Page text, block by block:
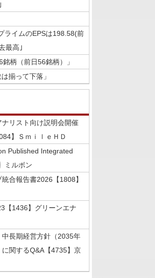
ライムのEPSは198.58(前
最高｣
柄（前日56銘柄）」
揃って下落」
リスト向け説明会開催
】ＳｍｉｌｅＨＤ
Published Integrated
ミルボン
合報告書2026【1808】
【1436】グリーンエナ
長期経営方針（2035年
関するQ&A【4735】京